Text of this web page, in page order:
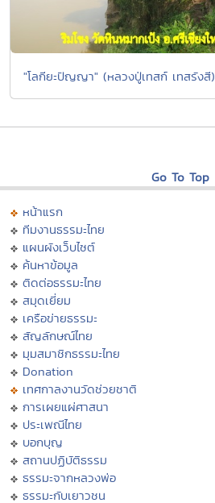
"โลกียะปัญญา" (หลวงปู่เทสก์ เทสรังสี)
Go To Top
หน้าแรก
ทีมงานธรรมะไทย
แผนผังเว็บไซต์
ค้นหาข้อมูล
ติดต่อธรรมะไทย
สมุดเยี่ยม
เครือข่ายธรรมะ
สัญลักษณ์ไทย
มุมสมาชิกธรรมะไทย
Donation
เทศกาลงานวัดช่วยชาติ
การเผยแผ่ศาสนา
ประเพณีไทย
บอกบุญ
สถานปฏิบัติธรรม
ธรรมะจากหลวงพ่อ
ธรรมะกับเยาวชน